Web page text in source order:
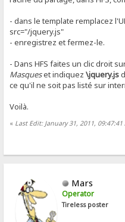
- dans le template remplacez
src="/jquery.js"
- enregistrez et fermez-le.
- Dans HFS faites un clic droit
Masqueset indiquez\jquery.js
ce qu'il ne soit pas listé sur
Voilà.
« Last Edit: January 31, 2011, 09:47:41
Mars
Operator
Tireless poster